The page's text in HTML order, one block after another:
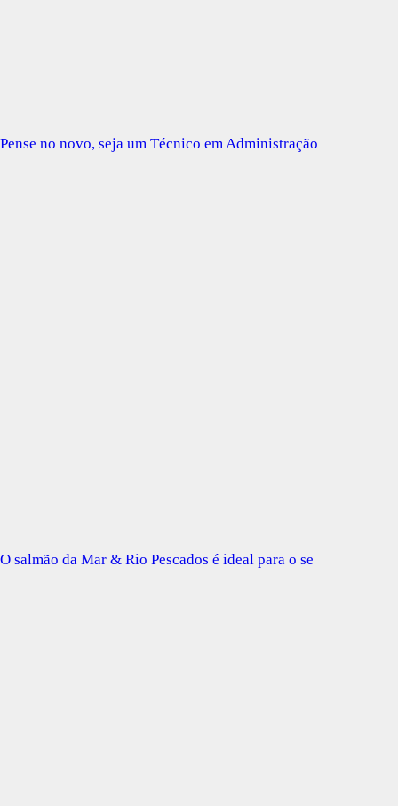
Pense no novo, seja um Técnico em Administração
O salmão da Mar & Rio Pescados é ideal para o se